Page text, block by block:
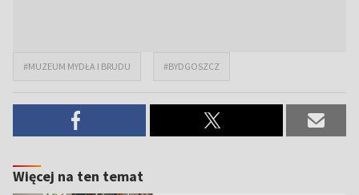
#MUZEUM MYDŁA I BRUDU #BYDGOSZCZ
Więcej na ten temat